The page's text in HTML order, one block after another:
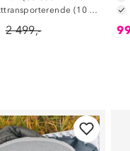
2 499,-